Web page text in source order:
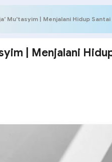
Mu’tasyim | Menjalani Hidup Santai
| Menjalani